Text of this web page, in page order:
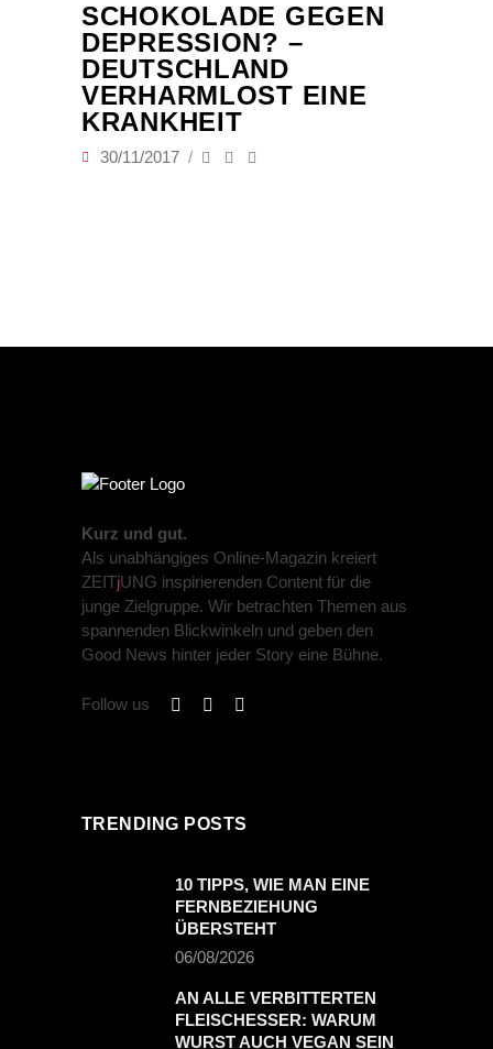
SCHOKOLADE GEGEN
DEPRESSION? –
DEUTSCHLAND
VERHARMLOST EINE
KRANKHEIT
30/11/2017
Kurz und gut.
Als unabhängiges Online-Magazin kreiert
ZEITjUNG inspirierenden Content für die
junge Zielgruppe. Wir betrachten Themen aus
spannenden Blickwinkeln und geben den
Good News hinter jeder Story eine Bühne.
Follow us
TRENDING POSTS
10 TIPPS, WIE MAN EINE
FERNBEZIEHUNG
ÜBERSTEHT
06/08/2026
AN ALLE VERBITTERTEN
FLEISCHESSER: WARUM
WURST AUCH VEGAN SEIN